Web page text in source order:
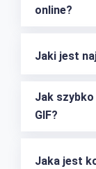
online?
Jaki jest
Jak
GIF?
Jaka jest